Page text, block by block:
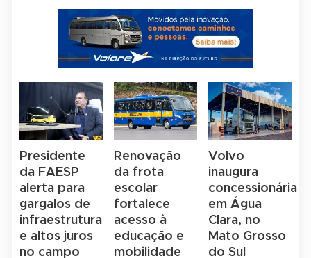
Presidente
da FAESP
alerta para
gargalos de
infraestrutura
e altos juros
no campo
Renovação
da frota
escolar
fortalece
acesso à
educação e
mobilidade
Volvo
inaugura
concessionária
em Água
Clara, no
Mato Grosso
do Sul